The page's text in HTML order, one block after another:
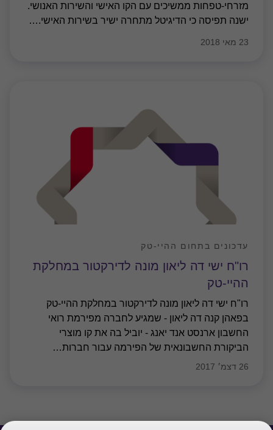
מזרחי-טפחות ממשיכים עם הקו האישי והשירות האנושי.
ישנה תפיסה כי הדיגיטל מתחרה ישיר בשירות האישי.…
23 מאי 2018
רו"ח ישי דה ליאון מונה לדירקטור במחלקת
ההיי-טק
עדכונים בתחום ההיי-טק
רו"ח ישי דה ליאון מונה לדירקטור במחלקת ההיי-טק
בפאהן קנה דה ליאון - שמגיע לחברה מפירמת רואי
החשבון ארנסט אנד יאנג - יוביל בה את קו מוצרי
הביקורת החשבונאית של הפירמה עבור חברות…
26 דצמ׳ 2017